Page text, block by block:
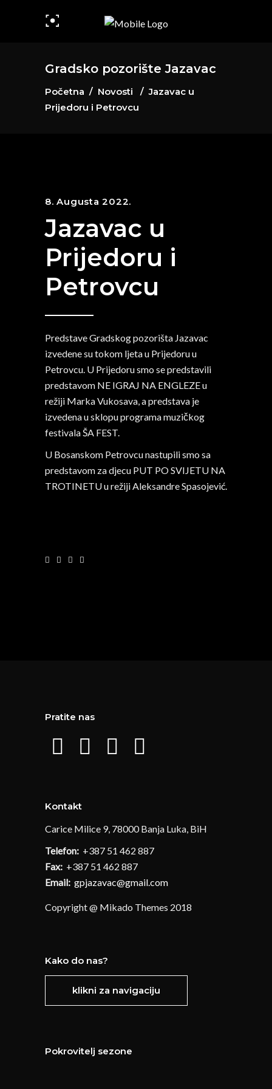
Gradsko pozorište Jazavac
Početna / Novosti /Jazavac u
Prijedoru i Petrovcu
8. Augusta 2022.
Jazavac u
Prijedoru i
Petrovcu
Predstave Gradskog pozorišta Jazavac
izvedene su tokom ljeta u Prijedoru u
Petrovcu. U Prijedoru smo se predstavili
predstavom NE IGRAJ NA ENGLEZE u
režiji Marka Vukosava, a predstava je
izvedena u sklopu programa muzičkog
festivala ŠA FEST.
U Bosanskom Petrovcu nastupili smo sa
predstavom za djecu PUT PO SVIJETU NA
TROTINETU u režiji Aleksandre Spasojević.
Pratite nas
Kontakt
Carice Milice 9, 78000 Banja Luka, BiH
Telefon: +387 51 462 887
Fax: +387 51 462 887
Email: gpjazavac@gmail.com
Copyright @ Mikado Themes 2018
Kako do nas?
klikni za navigaciju
Pokrovitelj sezone